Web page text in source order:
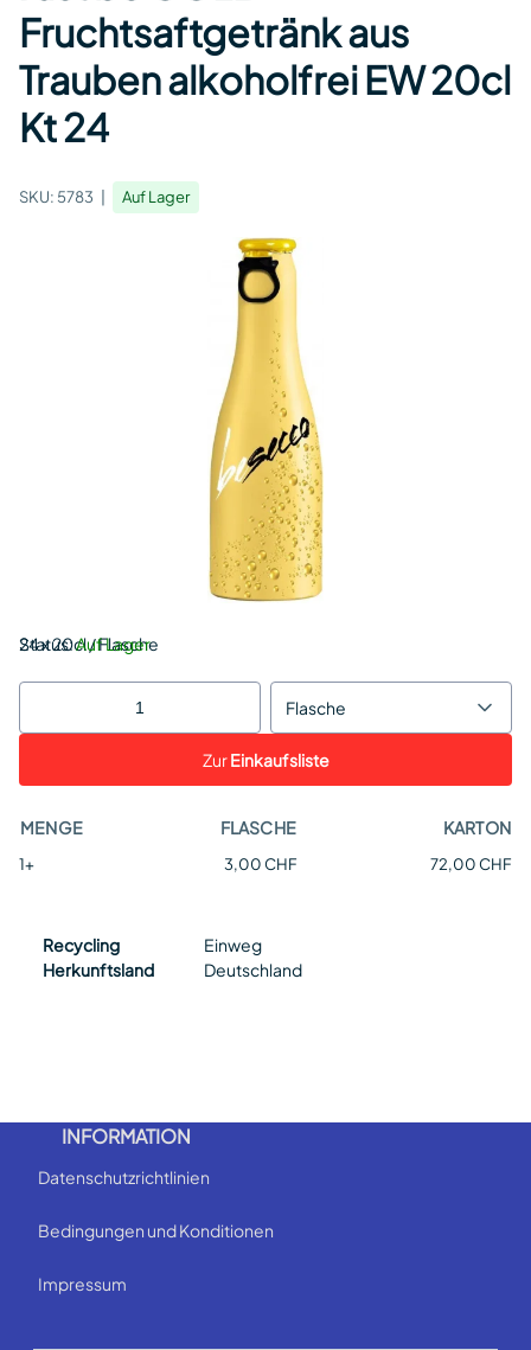
Fruchtsaftgetränk aus
Trauben alkoholfrei EW 20cl
Kt 24
SKU: 5783 Auf Lager
Status:Auf Lager
24 x 20cl / Flasche
Flasche
ZurEinkaufsliste
MENGE FLASCHE KARTON
1+ 3,00 CHF 72,00 CHF
Recycling
Einweg
Herkunftsland
Deutschland
INFORMATION
Datenschutzrichtlinien
Bedingungen und Konditionen
Impressum